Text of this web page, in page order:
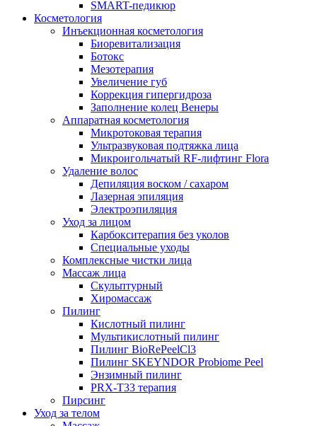
SMART-педикюр
Косметология
Инъекционная косметология
Биоревитализация
Ботокс
Мезотерапия
Увеличение губ
Коррекция гипергидроза
Заполнение колец Венеры
Аппаратная косметология
Микротоковая терапия
Ультразвуковая подтяжка лица
Микроигольчатый RF-лифтинг Flora
Удаление волос
Депиляция воском / сахаром
Лазерная эпиляция
Электроэпиляция
Уход за лицом
Карбокситерапия без уколов
Специальные уходы
Комплексные чистки лица
Массаж лица
Скульптурный
Хиромассаж
Пилинг
Кислотный пилинг
Мультикислотный пилинг
Пилинг BioRePeelCl3
Пилинг SKEYNDOR Probiome Peel
Энзимный пилинг
PRX-T33 терапия
Пирсинг
Уход за телом